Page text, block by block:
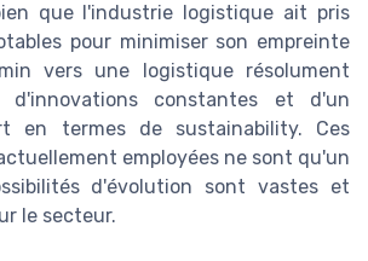
que l'industrie logistique ait pris
pour minimiser son empreinte
vers une logistique résolument
constantes et d'un
en termes de sustainability. Ces
employées ne sont qu'un
d'évolution sont vastes et
le secteur.